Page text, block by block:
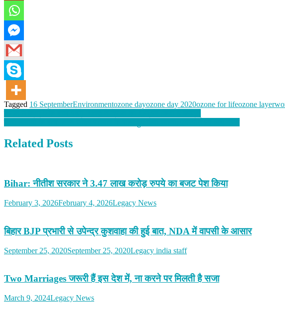
Tagged 16 SeptemberEnvironmentozone dayozone day 2020ozone for lifeozone layer
Post
navigation
Related Posts
Bihar: नीतीश सरकार ने 3.47 लाख करोड़ रुपये का बजट पेश किया
February 3, 2026February 4, 2026Legacy News
बिहार BJP प्रभारी से उपेन्द्र कुशवाहा की हुई बात, NDA में वापसी के आसार
September 25, 2020September 25, 2020Legacy india staff
Two Marriages जरूरी हैं इस देश में, ना करने पर मिलती है सजा
March 9, 2024Legacy News